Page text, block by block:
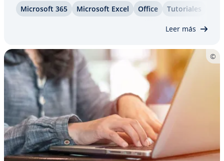
nes de vez en cuando. Te ex­pli­ca­mos cómo puedes
Microsoft 365 Microsoft Excel Office Tu­to­ria­les
Leer más